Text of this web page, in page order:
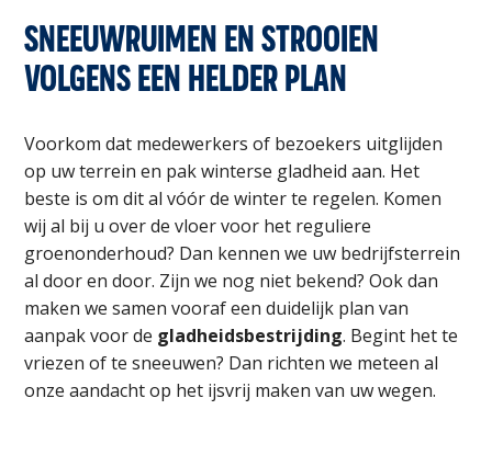
SNEEUWRUIMEN EN STROOIEN
VOLGENS EEN HELDER PLAN
Voorkom dat medewerkers of bezoekers uitglijden
op uw terrein en pak winterse gladheid aan. Het
beste is om dit al vóór de winter te regelen. Komen
wij al bij u over de vloer voor het reguliere
groenonderhoud? Dan kennen we uw bedrijfsterrein
al door en door. Zijn we nog niet bekend? Ook dan
maken we samen vooraf een duidelijk plan van
aanpak voor de gladheidsbestrijding. Begint het te
vriezen of te sneeuwen? Dan richten we meteen al
onze aandacht op het ijsvrij maken van uw wegen.